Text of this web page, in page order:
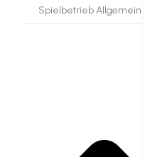
Spielbetrieb Allgemein